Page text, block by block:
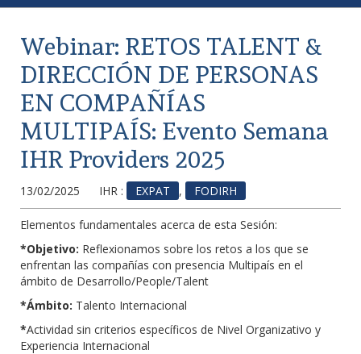
v
Webinar: RETOS TALENT &
DIRECCIÓN DE PERSONAS
EN COMPAÑÍAS
MULTIPAÍS: Evento Semana
IHR Providers 2025
13/02/2025 IHR : EXPAT , FODIRH
Elementos fundamentales acerca de esta Sesión:
*Objetivo: Reflexionamos sobre los retos a los que se
enfrentan las compañías con presencia Multipaís en el
ámbito de Desarrollo/People/Talent
*Ámbito: Talento Internacional
*Actividad sin criterios específicos de Nivel Organizativo y
Experiencia Internacional